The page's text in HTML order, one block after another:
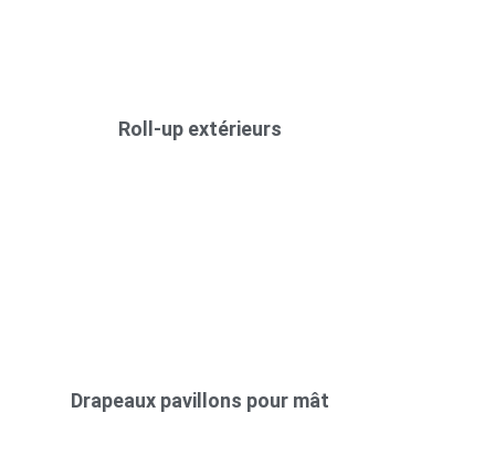
Roll-up extérieurs
Drapeaux pavillons pour mât